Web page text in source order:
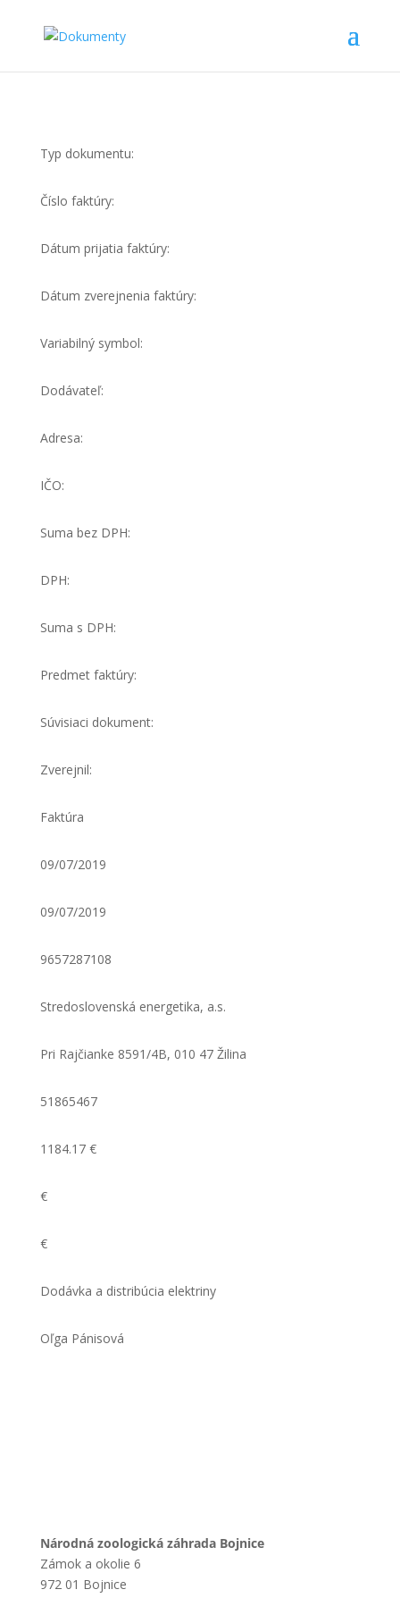
Typ dokumentu:
Číslo faktúry:
Dátum prijatia faktúry:
Dátum zverejnenia faktúry:
Variabilný symbol:
Dodávateľ:
Adresa:
IČO:
Suma bez DPH:
DPH:
Suma s DPH:
Predmet faktúry:
Súvisiaci dokument:
Zverejnil:
Faktúra
09/07/2019
09/07/2019
9657287108
Stredoslovenská energetika, a.s.
Pri Rajčianke 8591/4B, 010 47 Žilina
51865467
1184.17 €
€
€
Dodávka a distribúcia elektriny
Oľga Pánisová
Národná zoologická záhrada Bojnice
Zámok a okolie 6
972 01 Bojnice